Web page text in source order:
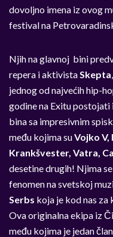
dovoljno imena iz ovog
festival na
Njih na glavnoj bini
repera i aktivista Skepta
jednog od najvećih hip-
godine na Exitu
bina sa impresivnim
među kojima suVojko V,
Krankšvester, Vatra,
desetine drugih! Njima
fenomen na svetskoj
Serbs koja je kod nas
Ova originalna ekipa iz
među kojima je jedan